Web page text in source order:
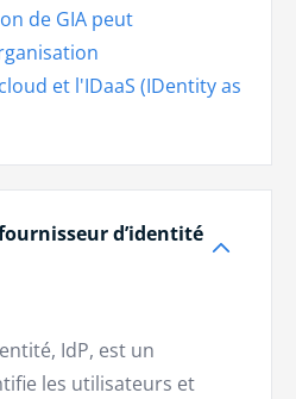
de GIA peut
et l'IDaaS (IDentity as
fournisseur d’identité
IdP, est un
les utilisateurs et